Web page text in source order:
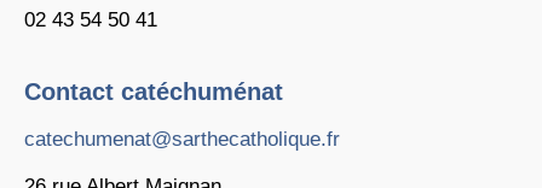
02 43 54 50 41
Contact catéchuménat
catechumenat@sarthecatholique.fr